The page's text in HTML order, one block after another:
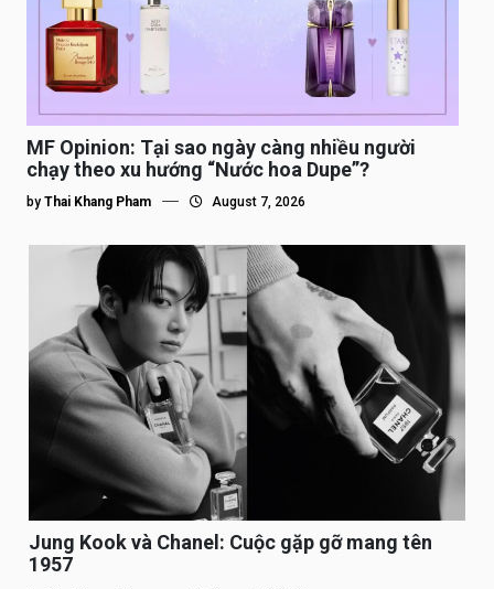
MF Opinion: Tại sao ngày càng nhiều người
chạy theo xu hướng “Nước hoa Dupe”?
by Thai Khang Pham August 7, 2026
Jung Kook và Chanel: Cuộc gặp gỡ mang tên
1957